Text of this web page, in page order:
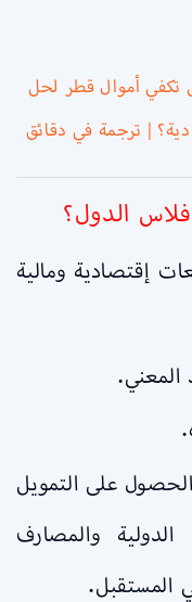
تكفي أموال قطر لحل
| ترجمة في دقائق
الدول؟
إقتصادية ومالية
المعني.
على التمويل
والمصارف
المستقبل.